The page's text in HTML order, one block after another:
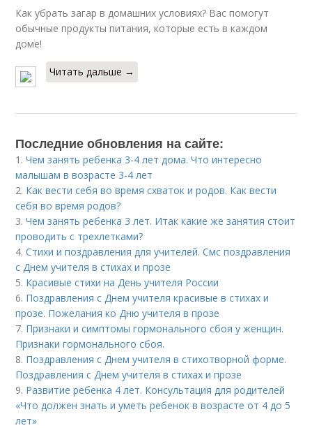
Как убрать загар в домашних условиях? Вас помогут
обычные продукты питания, которые есть в каждом
доме!
Читать дальше →
Последние обновления на сайте:
1.Чем занять ребенка 3-4 лет дома. Что интересно
малышам в возрасте 3-4 лет
2. Как вести себя во время схваток и родов. Как вести
себя во время родов?
3.Чем занять ребенка 3 лет. Итак какие же занятия стоит
проводить с трехлетками?
4.Стихи и поздравления для учителей. Смс поздравления
с Днем учителя в стихах и прозе
5. Красивые стихи на День учителя России
6. Поздравления с Днем учителя красивые в стихах и
прозе. Пожелания ко Дню учителя в прозе
7. Признаки и симптомы гормонального сбоя у женщин.
Признаки гормонального сбоя.
8. Поздравления с Днем учителя в стихотворной форме.
Поздравления с Днем учителя в стихах и прозе
9. Развитие ребенка 4 лет. Консультация для родителей
«Что должен знать и уметь ребенок в возрасте от 4 до 5
лет»